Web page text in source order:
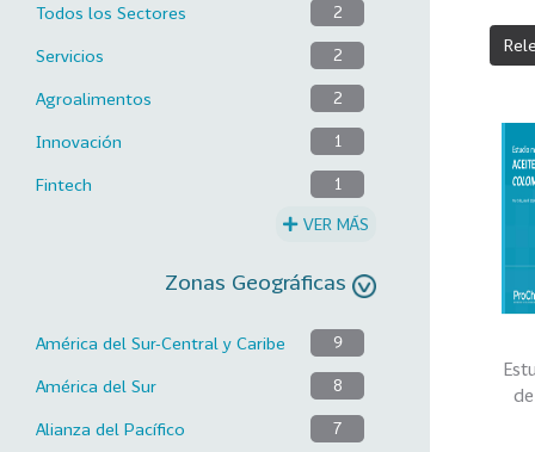
Todos los Sectores 2
Servicios 2
Agroalimentos 2
Innovación 1
Fintech 1
VER MÁS
Zonas Geográficas
América del Sur-Central y Caribe 9
América del Sur 8
Alianza del Pacífico 7